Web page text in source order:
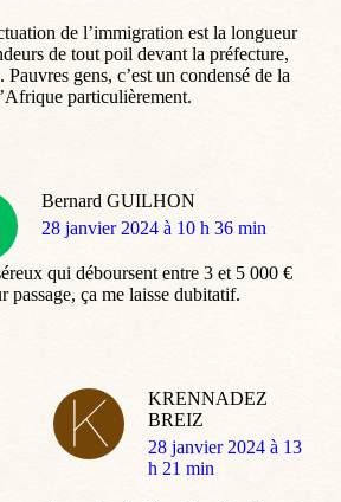
de l’immigration est la longueur
de tout poil devant la préfecture,
gens, c’est un condensé de la
particulièrement.
Bernard GUILHON
dit
28 janvier 2024 à 10 h 36 min
qui déboursent entre 3 et 5 000 €
passage, ça me laisse dubitatif.
KRENNADEZ
BREIZ
dit
:
28 janvier 2024 à 13
h 21 min